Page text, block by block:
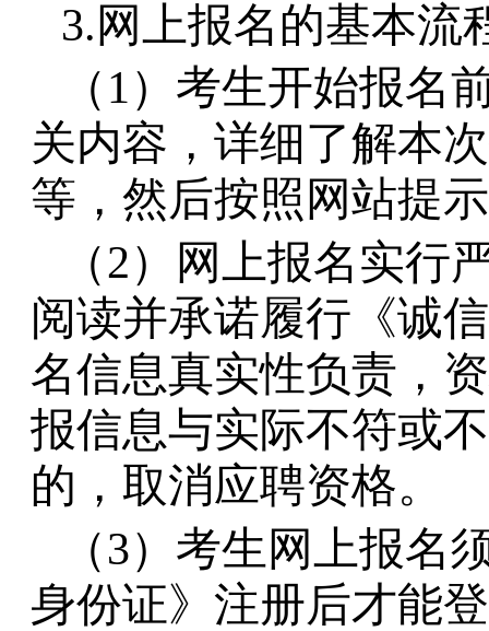
3.网上报名的基本流
（1）考生开始报名
关内容，详细了解本
等，然后按照网站提
（2）网上报名实行
阅读并承诺履行《诚
名信息真实性负责，
报信息与实际不符或
的，取消应聘资格。
（3）考生网上报名
身份证》注册后才能